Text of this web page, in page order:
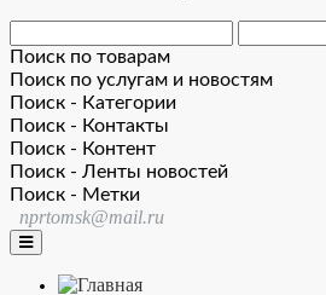
Поиск по товарам
Поиск по услугам и новостям
Поиск - Категории
Поиск - Контакты
Поиск - Контент
Поиск - Ленты новостей
Поиск - Метки
nprtomsk@mail.ru